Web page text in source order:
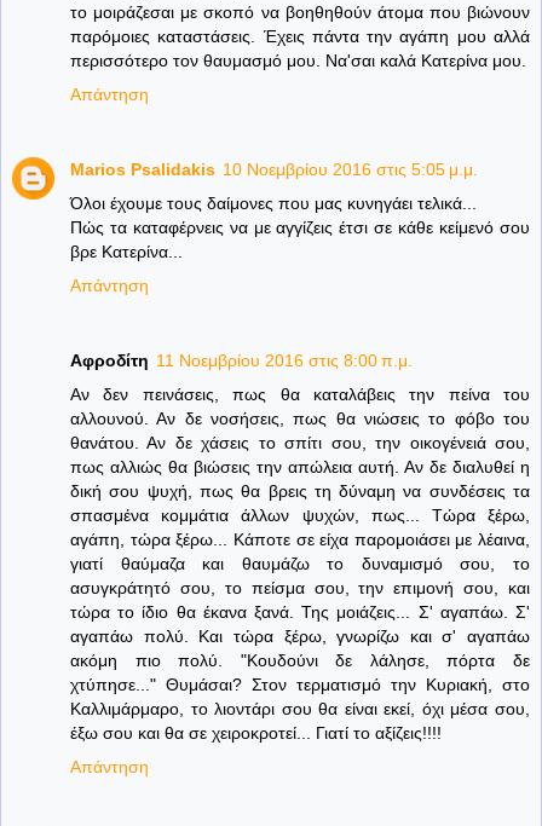
το μοιράζεσαι με σκοπό να βοηθηθούν άτομα που βιώνουν
παρόμοιες καταστάσεις. Έχεις πάντα την αγάπη μου αλλά
περισσότερο τον θαυμασμό μου. Να'σαι καλά Κατερίνα μου.
Απάντηση
Marios Psalidakis 10 Νοεμβρίου 2016 στις 5:05 μ.μ.
Όλοι έχουμε τους δαίμονες που μας κυνηγάει τελικά...
Πώς τα καταφέρνεις να με αγγίζεις έτσι σε κάθε κείμενό σου
βρε Κατερίνα...
Απάντηση
Αφροδίτη 11 Νοεμβρίου 2016 στις 8:00 π.μ.
Αν δεν πεινάσεις, πως θα καταλάβεις την πείνα του
αλλουνού. Αν δε νοσήσεις, πως θα νιώσεις το φόβο του
θανάτου. Αν δε χάσεις το σπίτι σου, την οικογένειά σου,
πως αλλιώς θα βιώσεις την απώλεια αυτή. Αν δε διαλυθεί η
δική σου ψυχή, πως θα βρεις τη δύναμη να συνδέσεις τα
σπασμένα κομμάτια άλλων ψυχών, πως... Τώρα ξέρω,
αγάπη, τώρα ξέρω... Κάποτε σε είχα παρομοιάσει με λέαινα,
γιατί θαύμαζα και θαυμάζω το δυναμισμό σου, το
ασυγκράτητό σου, το πείσμα σου, την επιμονή σου, και
τώρα το ίδιο θα έκανα ξανά. Της μοιάζεις... Σ' αγαπάω. Σ'
αγαπάω πολύ. Και τώρα ξέρω, γνωρίζω και σ' αγαπάω
ακόμη πιο πολύ. "Κουδούνι δε λάλησε, πόρτα δε
χτύπησε..." Θυμάσαι? Στον τερματισμό την Κυριακή, στο
Καλλιμάρμαρο, το λιοντάρι σου θα είναι εκεί, όχι μέσα σου,
έξω σου και θα σε χειροκροτεί... Γιατί το αξίζεις!!!!
Απάντηση